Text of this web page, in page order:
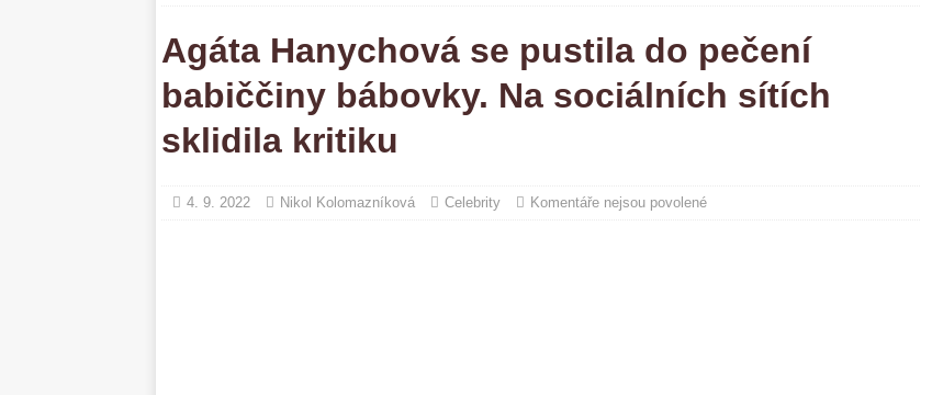
Agáta Hanychová se pustila do pečení
babiččiny bábovky. Na sociálních sítích
sklidila kritiku
4. 9. 2022 Nikol Kolomazníková Celebrity Komentáře nejsou povolené